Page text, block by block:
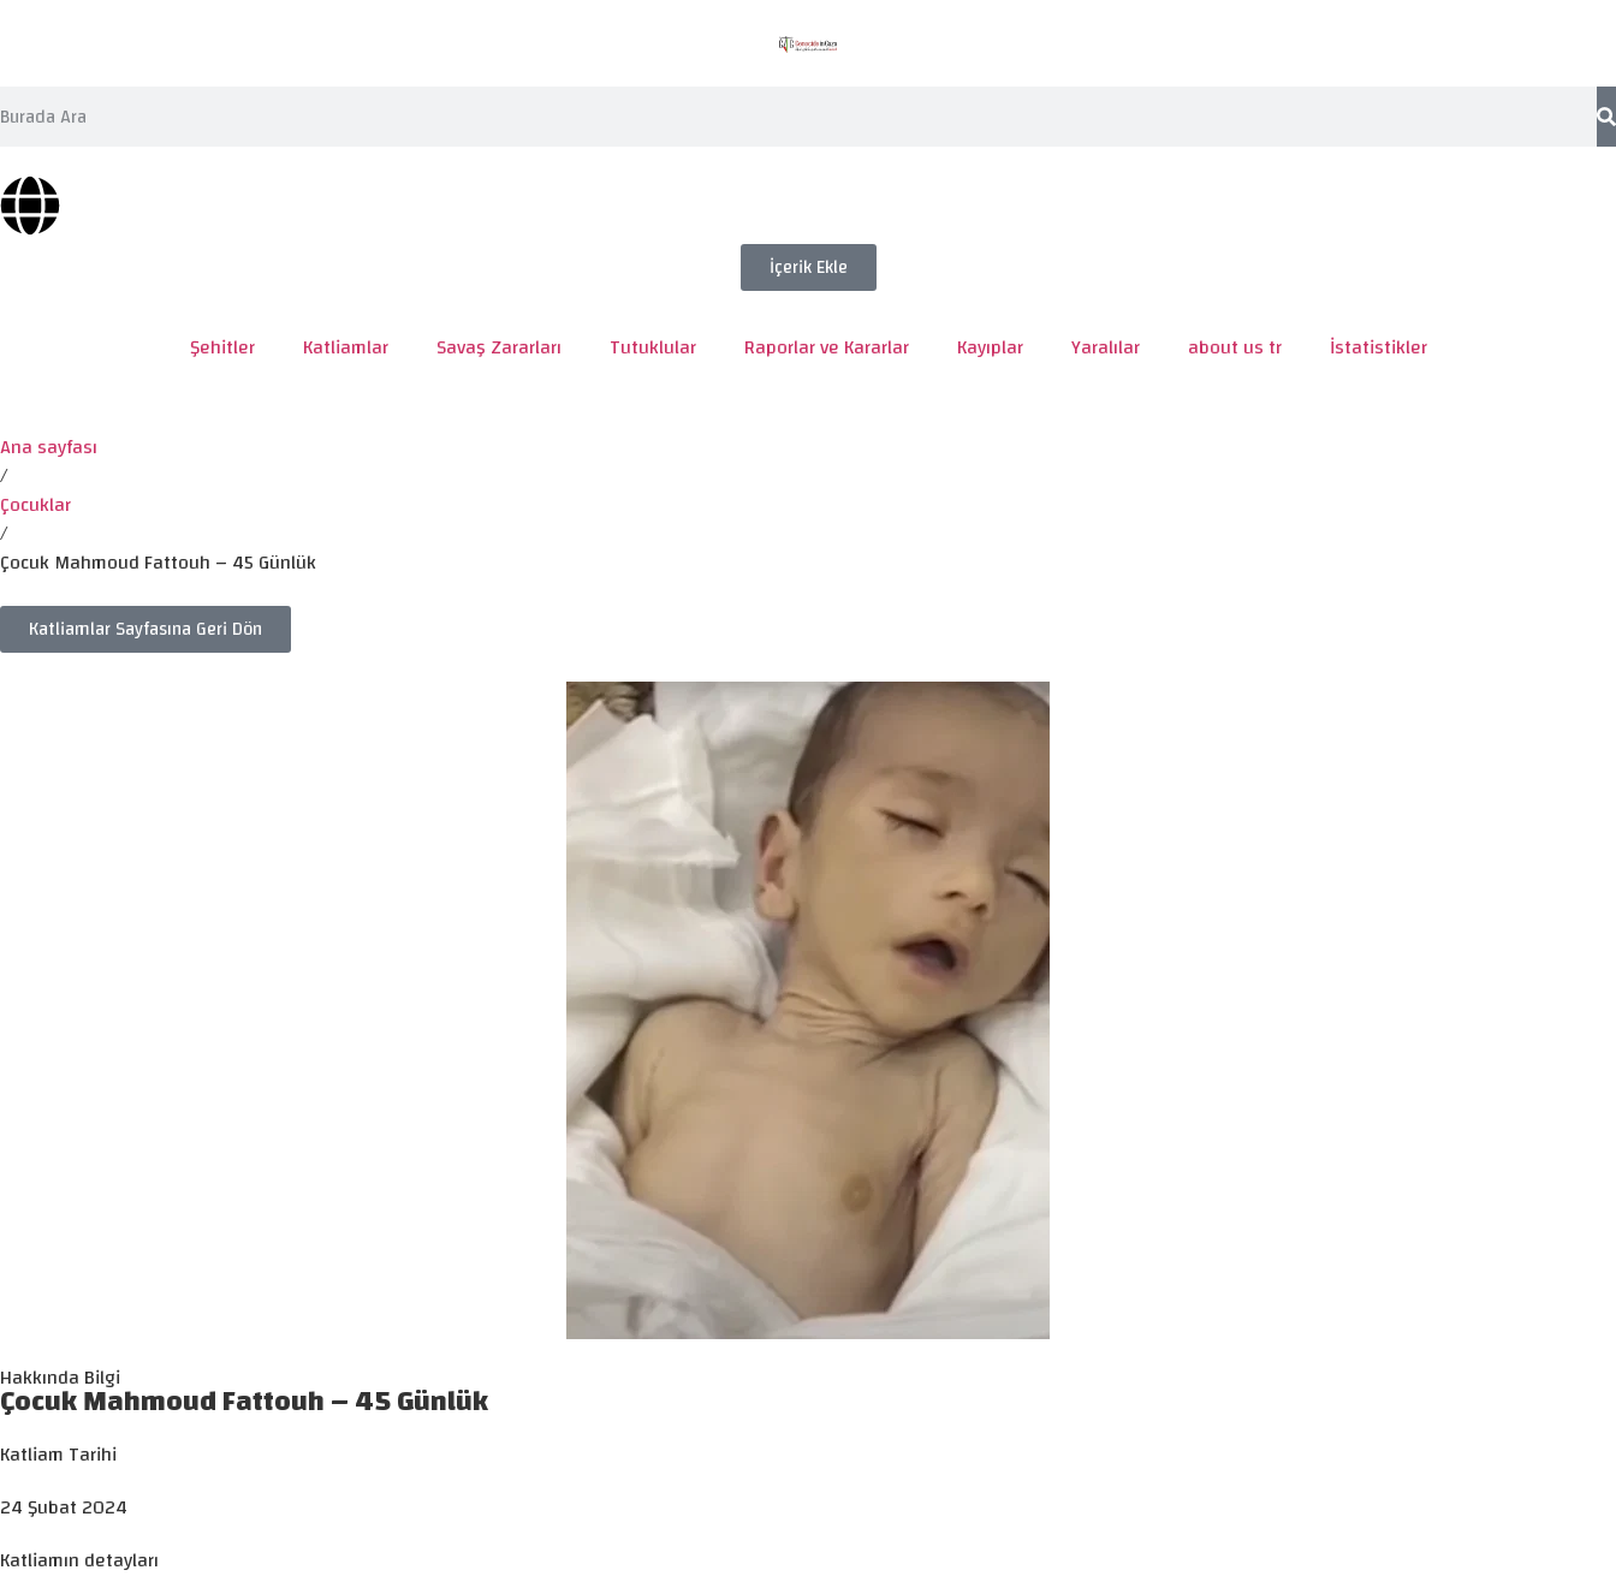
İçerik Ekle
Şehitler Katliamlar Savaş Zararları Tutuklular Raporlar ve Kararlar Kayıplar Yaralılar about us tr İstatistikler
Ana sayfası
/
Çocuklar
/
Çocuk Mahmoud Fattouh – 45 Günlük
Katliamlar Sayfasına Geri Dön
Hakkında Bilgi
Çocuk Mahmoud Fattouh – 45 Günlük
Katliam Tarihi
24 Şubat 2024
Katliamın detayları